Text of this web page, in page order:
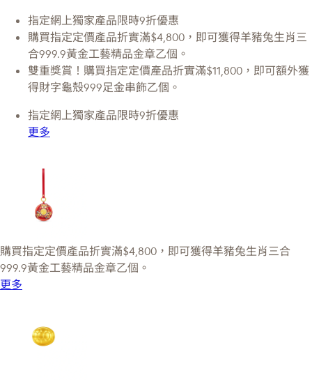
指定網上獨家產品限時9折優惠
購買指定定價產品折實滿$4,800，即可獲得羊豬兔生肖三
合999.9黃金工藝精品金章乙個。
雙重獎賞！購買指定定價產品折實滿$11,800，即可額外獲
得財字龜殼999足金串飾乙個。
指定網上獨家產品限時9折優惠
更多
購買指定定價產品折實滿$4,800，即可獲得羊豬兔生肖三合
999.9黃金工藝精品金章乙個。
更多